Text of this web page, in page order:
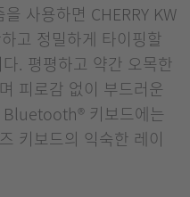
사용하면 CHERRY KW
고 정밀하게 타이핑할
. 평평하고 약간 오목한
피로감 없이 부드러운
Bluetooth® 키보드에는
키보드의 익숙한 레이